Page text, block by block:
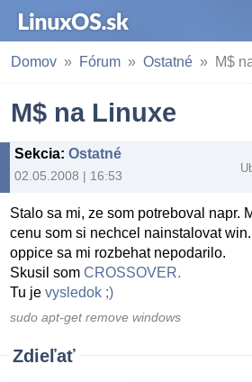
Domov Fórum Ostatné M$
M$ na Linuxe
Sekcia: Ostatné
02.05.2008 | 16:53
Stalo sa mi, ze som potreboval napr.
cenu som si nechcel nainstalovat
oppice sa mi rozbehat nepodarilo.
Skusil somCROSSOVER.
Tu jevysledok ;)
sudo apt-get remove windows
Zdieľať